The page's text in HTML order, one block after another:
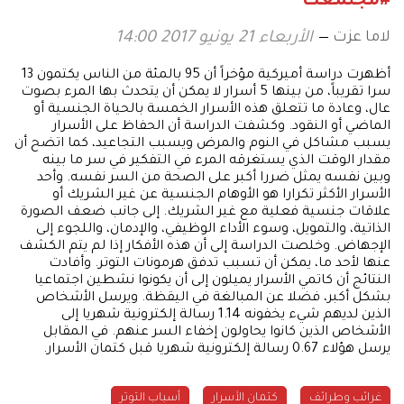
لاما عزت الأربعاء 21 يونيو 2017 14:00
أظهرت دراسة أميركية مؤخراً أن 95 بالمئة من الناس يكتمون 13
سرا تقريباً، من بينها 5 أسرار لا يمكن أن يتحدث بها المرء بصوت
عال، وعادة ما تتعلق هذه الأسرار الخمسة بالحياة الجنسية أو
الماضي أو النقود. وكشفت الدراسة أن الحفاظ على الأسرار
يسبب مشاكل في النوم والمرض ويسبب التجاعيد، كما اتضح أن
مقدار الوقت الذي يستغرقه المرء في التفكير في سر ما بينه
وبين نفسه يمثل ضررا أكبر على الصحة من السر نفسه. وأحد
الأسرار الأكثر تكرارا هو الأوهام الجنسية عن غير الشريك أو
علاقات جنسية فعلية مع غير الشريك. إلى جانب ضعف الصورة
الذاتية، والتمويل، وسوء الأداء الوظيفي، والإدمان، واللجوء إلى
الإجهاض. وخلصت الدراسة إلى أن هذه الأفكار إذا لم يتم الكشف
عنها لأحد ما، يمكن أن تسبب تدفق هرمونات التوتر. وأفادت
النتائج أن كاتمي الأسرار يميلون إلى أن يكونوا نشطين اجتماعيا
بشكل أكبر، فضلا عن المبالغة في اليقظة. ويرسل الأشخاص
الذين لديهم شيء يخفونه 1.14 رسالة إلكترونية شهريا إلى
الأشخاص الذين كانوا يحاولون إخفاء السر عنهم. في المقابل
يرسل هؤلاء 0.67 رسالة إلكترونية شهريا قبل كتمان الأسرار.
غرائب وطرائف كتمان الأسرار أسباب التوتر